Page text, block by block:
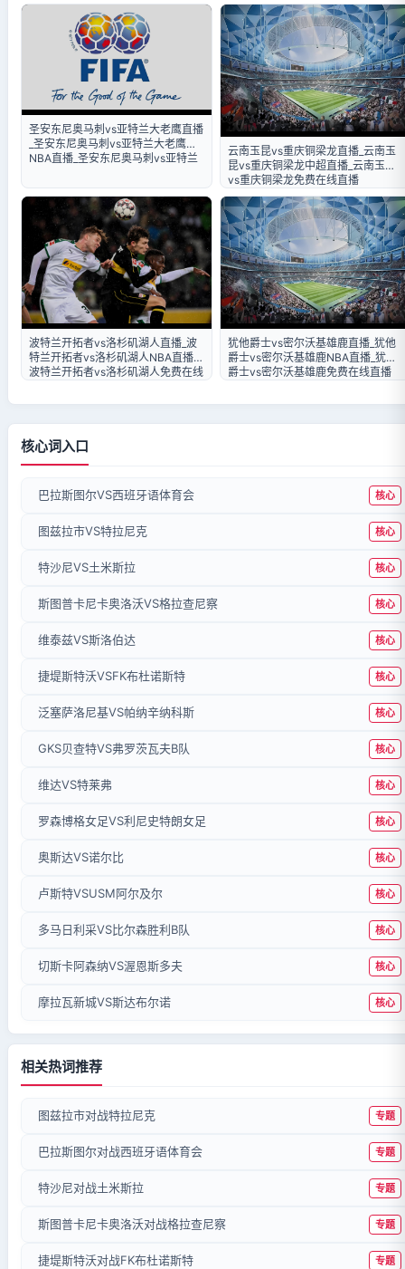
圣安东尼奥马刺vs亚特兰大老鹰直播
_圣安东尼奥马刺vs亚特兰大老鹰
NBA直播_圣安东尼奥马刺vs亚特兰
云南玉昆vs重庆铜梁龙直播_云南玉
昆vs重庆铜梁龙中超直播_云南玉昆
vs重庆铜梁龙免费在线直播
波特兰开拓者vs洛杉矶湖人直播_波
特兰开拓者vs洛杉矶湖人NBA直播_
波特兰开拓者vs洛杉矶湖人免费在线
犹他爵士vs密尔沃基雄鹿直播_犹他
爵士vs密尔沃基雄鹿NBA直播_犹他
爵士vs密尔沃基雄鹿免费在线直播
核心词入口
巴拉斯图尔VS西班牙语体育会 核心
图兹拉市VS特拉尼克 核心
特沙尼VS土米斯拉 核心
斯图普卡尼卡奥洛沃VS格拉查尼察 核心
维泰兹VS斯洛伯达 核心
捷堤斯特沃VSFK布杜诺斯特 核心
泛塞萨洛尼基VS帕纳辛纳科斯 核心
GKS贝查特VS弗罗茨瓦夫B队 核心
维达VS特莱弗 核心
罗森博格女足VS利尼史特朗女足 核心
奥斯达VS诺尔比 核心
卢斯特VSUSM阿尔及尔 核心
多马日利采VS比尔森胜利B队 核心
切斯卡阿森纳VS渥恩斯多夫 核心
摩拉瓦新城VS斯达布尔诺 核心
相关热词推荐
图兹拉市对战特拉尼克 专题
巴拉斯图尔对战西班牙语体育会 专题
特沙尼对战土米斯拉 专题
斯图普卡尼卡奥洛沃对战格拉查尼察 专题
捷堤斯特沃对战FK布杜诺斯特 专题